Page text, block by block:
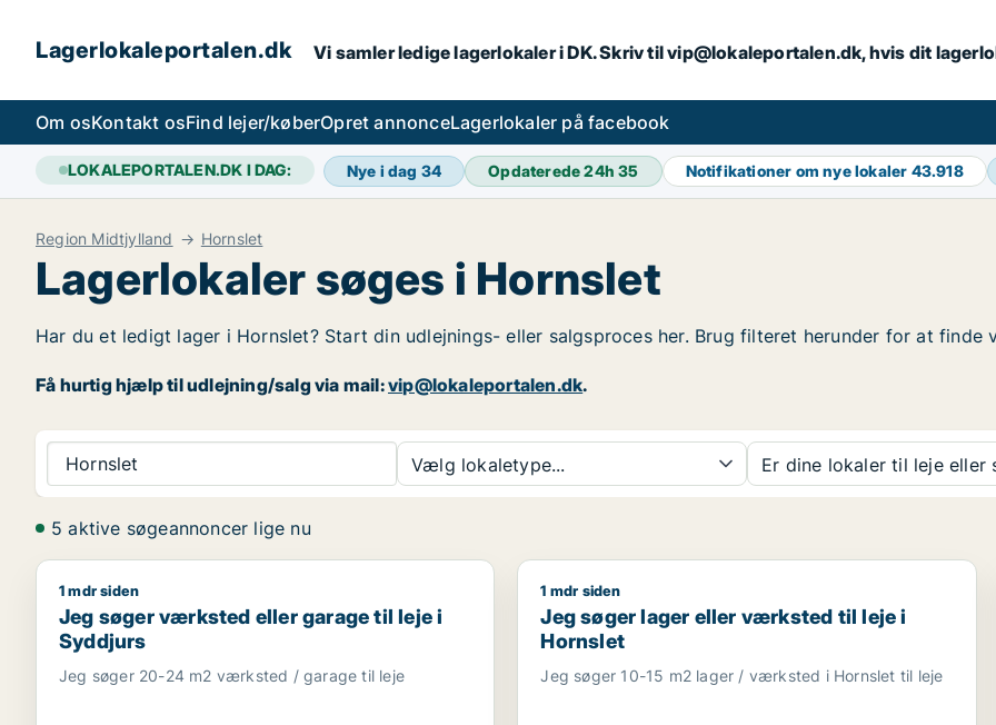
Lagerlokaleportalen.dk Vi samler ledige lagerlokaler i DK. Skriv til vip@lokaleportalen.dk, hvis dit
Om osKontakt osFind lejer/køberOpret annonceLagerlokaler på facebook
LOKALEPORTALEN.DK I DAG: Nye i dag 34 Opdaterede 24h35 Notifikationer om nye lokaler 43.918
Region Midtjylland Hornslet
Lagerlokaler søges i Hornslet
Har du et ledigt lager i Hornslet? Start din udlejnings- eller salgsproces her. Brug filteret herunder for at finde
Få hurtig hjælp til udlejning/salg via mail:vip@lokaleportalen.dk.
Hornslet Vælg lokaletype... Er dine lokaler til leje eller
5 aktive søgeannoncer lige nu
Jeg søger værksted eller garage til leje i Syddjurs
1 mdr siden
Jeg søger værksted eller garage til leje i
Syddjurs
Jeg søger 20-24 m2 værksted / garage til leje
Jeg søger lager eller værksted til leje i Hornslet
1 mdr siden
Jeg søger lager eller værksted til leje i
Hornslet
Jeg søger 10-15 m2 lager / værksted i Hornslet til leje